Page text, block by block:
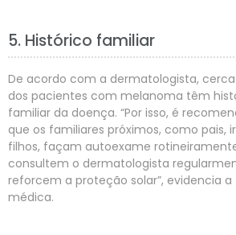
5. Histórico familiar
De acordo com a dermatologista, cerca
dos pacientes com melanoma têm
familiar da doença. “Por isso, é
que os familiares próximos, como pais,
filhos, façam autoexame
consultem o dermatologista
reforcem a proteção solar”, evidencia a
médica.